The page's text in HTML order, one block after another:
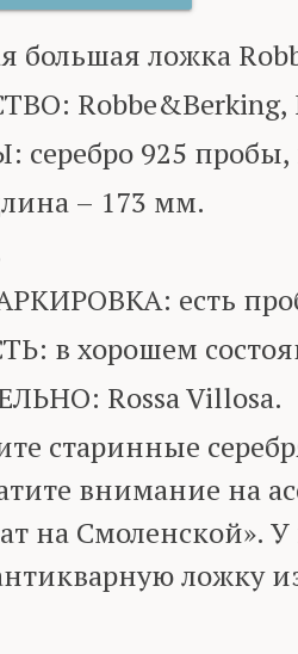
большая ложка
Robbe&Berking,
925 пробы,
– 173 мм.
есть
в хорошем
Rossa Villosa.
старинные
внимание на
на Смоленской».
ложку